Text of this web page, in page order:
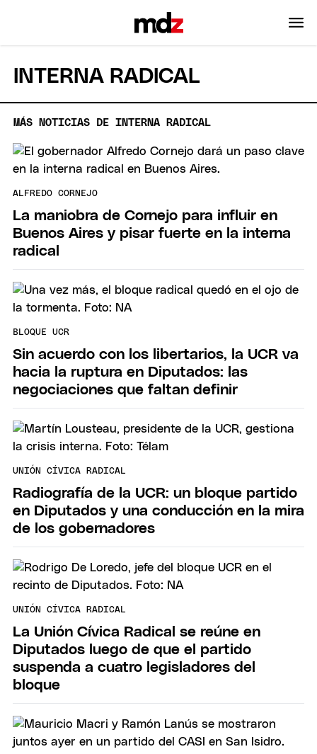
INTERNA RADICAL
MÁS NOTICIAS DE INTERNA RADICAL
ALFREDO CORNEJO
La maniobra de Cornejo para influir en
Buenos Aires y pisar fuerte en la interna
radical
BLOQUE UCR
Sin acuerdo con los libertarios, la UCR va
hacia la ruptura en Diputados: las
negociaciones que faltan definir
UNIÓN CÍVICA RADICAL
Radiografía de la UCR: un bloque partido
en Diputados y una conducción en la mira
de los gobernadores
UNIÓN CÍVICA RADICAL
La Unión Cívica Radical se reúne en
Diputados luego de que el partido
suspenda a cuatro legisladores del
bloque